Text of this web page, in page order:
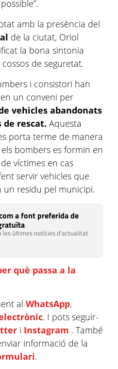
amb la presència del
de la ciutat, Oriol
la bona sintonia
de seguretat.
i consistori han
un conveni per
vehicles abandonats
de rescat. Aquesta
porta terme de manera
bombers es formin en
víctimes en cas
servir vehicles que
un residu pel municipi.
a font preferida de
les últimes notícies d'actualitat
què passa a la
al WhatsApp,
. I pots seguir-
i Instagram . També
informació de la
.